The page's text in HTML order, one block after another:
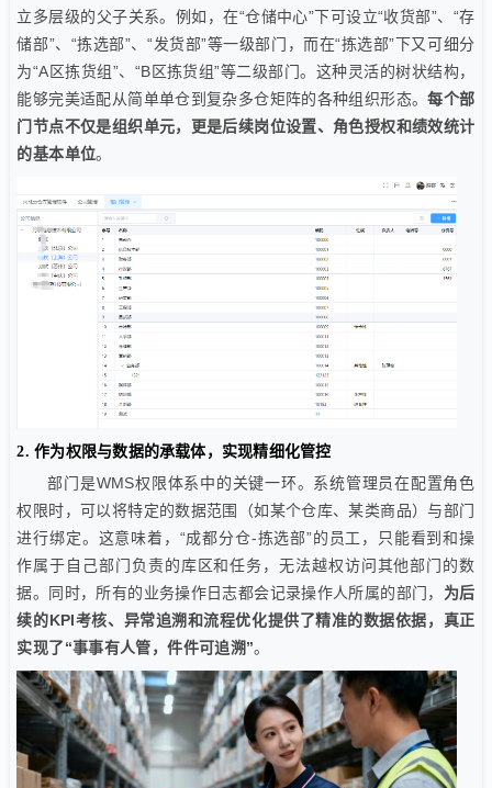
立多层级的父子关系。例如，在“仓储中心”下可设立“收货部”、“存
储部”、“拣选部”、“发货部”等一级部门，而在“拣选部”下又可细分
为“A区拣货组”、“B区拣货组”等二级部门。这种灵活的树状结构，
能够完美适配从简单单仓到复杂多仓矩阵的各种组织形态。每个部
门节点不仅是组织单元，更是后续岗位设置、角色授权和绩效统计
的基本单位。
2. 作为权限与数据的承载体，实现精细化管控
部门是WMS权限体系中的关键一环。系统管理员在配置角色
权限时，可以将特定的数据范围（如某个仓库、某类商品）与部门
进行绑定。这意味着，“成都分仓-拣选部”的员工，只能看到和操
作属于自己部门负责的库区和任务，无法越权访问其他部门的数
据。同时，所有的业务操作日志都会记录操作人所属的部门， 为后
续的KPI考核、异常追溯和流程优化提供了精准的数据依据，真正
实现了“事事有人管，件件可追溯”。